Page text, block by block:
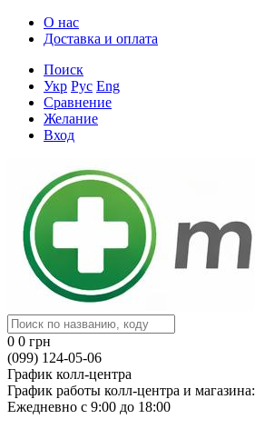
О нас
Доставка и оплата
Поиск
Укр Рус Eng
Сравнение
Желание
Вход
0 0 грн
(099) 124-05-06
График колл-центра
График работы колл-центра и магазина:
Ежедневно с 9:00 до 18:00